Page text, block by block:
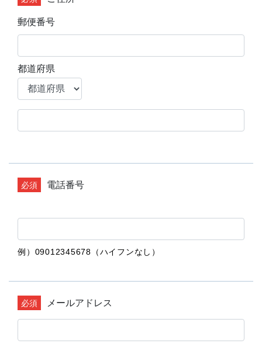
郵便番号
都道府県
電話番号
例）09012345678（ハイフンなし）
メールアドレス